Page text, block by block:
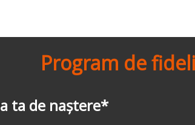
Program de
-3% la prima